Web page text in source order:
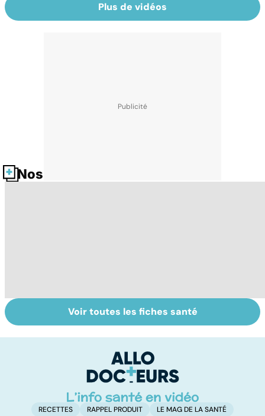
Plus de vidéos
Nos fiches santé
Suicide : prévenir
le passage à
Comment tenir
ses bonnes
Voir toutes les fiches santé
RECETTES RAPPEL PRODUIT LE MAG DE LA SANTÉ